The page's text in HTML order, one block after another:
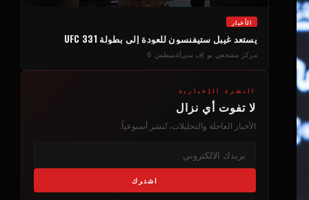
الأخبار
يستعد غيبل ستيفنسون للعودة إلى بطولة UFC 331
مركز مشجعي يو إف سيأغسطس 6
النشرة الإخبارية
لا تفوت أي نزال
الأخبار العاجلة والتحليلات، تُنشر أسبوعياً.
اشترك